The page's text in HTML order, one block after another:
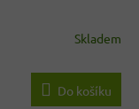
Skladem
Do košíku